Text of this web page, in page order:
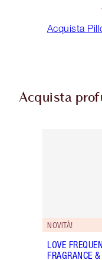
Acquista
Acquista
NOVITÀ!
LOVE
FRAGRANCE &